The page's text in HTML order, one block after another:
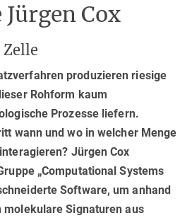
Jürgen Cox
produzieren riesige
Rohform kaum
Prozesse liefern.
wann und wo in welcher Menge
Jürgen Cox
„Computational Systems
Software, um anhand
molekulare Signaturen aus